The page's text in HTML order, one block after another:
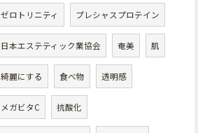
ゼロトリニティ プレシャスプロテイン
日本エステティック業協会 奄美 肌
綺麗にする 食べ物 透明感
メガビタC 抗酸化